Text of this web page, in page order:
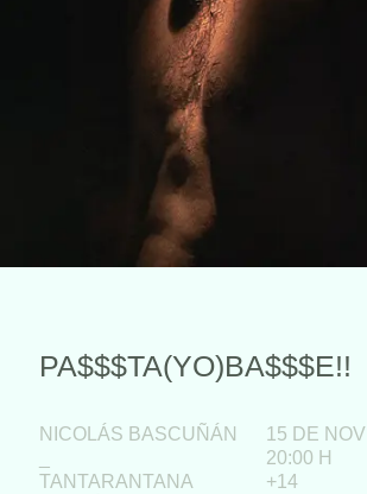
PA$$$TA(YO)BA$$$E!!
NICOLÁS BASCUÑÁN
TANTARANTANA
15 DE NOV
20:00 H
+14